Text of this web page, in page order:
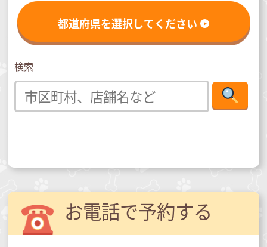
都道府県を選択してください
検索
お電話で予約する